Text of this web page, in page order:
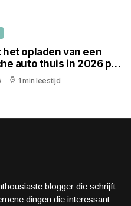
het opladen van een
auto thuis in 2026 per
1 min leestijd
blogger die schrijft
dingen die interessant